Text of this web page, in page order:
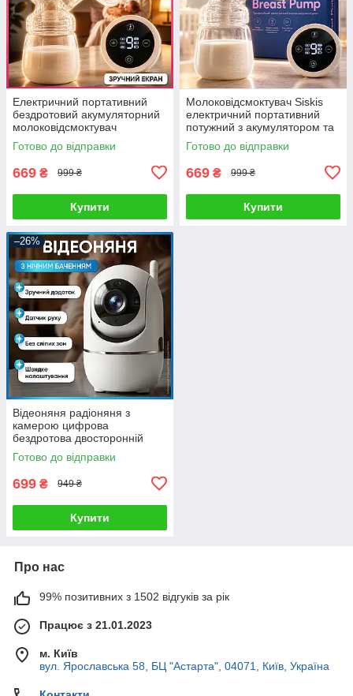
Електричний портативний
бездротовий акумуляторний
молоковідсмоктувач
потужний і надтихий з
акумулятором
Готово до відправки
669 ₴ 999 ₴
Купити
Молоковідсмоктувач Siskis
електричний портативний
потужний з акумулятором та
функцією масажу та
стимуляцією лактації
Готово до відправки
669 ₴ 999 ₴
Купити
–26%
Відеоняня радіоняня з
камерою цифрова
бездротова двосторонній
зв’язок нічне бачення LCD
екран сигналізація плачу
Готово до відправки
699 ₴ 949 ₴
Купити
Про нас
99% позитивних з 1502 відгуків за рік
Працює з 21.01.2023
м. Київ
вул. Ярославська 58, БЦ "Астарта", 04071, Київ, Україна